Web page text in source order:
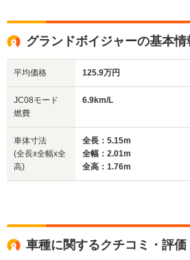
サイズ
(全長x全幅x全高)
WLTCモード
燃費
全高
-m
- -
グランドボイジャーの基本情
平均価格 125.9万円
JC08モード
燃費
6.9km/L
車体寸法
(全長x全幅x全
高)
全長：5.15m
全幅：2.01m
全高：1.76m
車種に関するクチコミ・評価